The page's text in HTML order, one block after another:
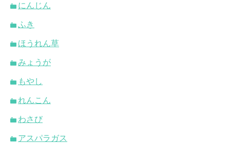
にんじん
ふき
ほうれん草
みょうが
もやし
れんこん
わさび
アスパラガス